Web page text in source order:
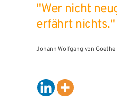
"Wer nicht
erfährt nichts."
Johann Wolfgang von Goethe